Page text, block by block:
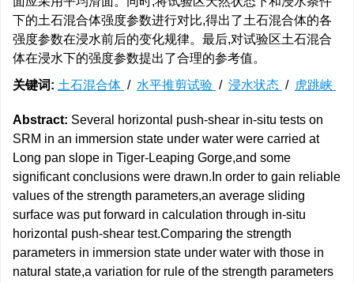
下的土石混合体强度参数进行对比,得出了土石混合体的各
强度参数在浸水前后的变化规律。最后,对试验区土石混合
体在浸水下的强度参数提出了合理的参考值。
关键词: 土石混合体 / 水平推剪试验 / 浸水状态 / 虎跳峡
Abstract: Several horizontal push-shear in-situ tests on
SRM in an immersion state under water were carried at
Long pan slope in Tiger-Leaping Gorge,and some
significant conclusions were drawn.In order to gain reliable
values of the strength parameters,an average sliding
surface was put forward in calculation through in-situ
horizontal push-shear test.Comparing the strength
parameters in immersion state under water with those in
natural state,a variation for rule of the strength parameters